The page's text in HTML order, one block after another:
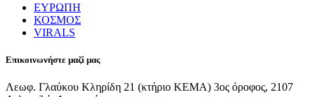
ΕΥΡΩΠΗ
ΚΟΣΜΟΣ
VIRALS
Επικοινωνήστε μαζί μας
Λεωφ. Γλαύκου Κληρίδη 21 (κτήριο ΚΕΜΑ) 3ος όροφος, 2107